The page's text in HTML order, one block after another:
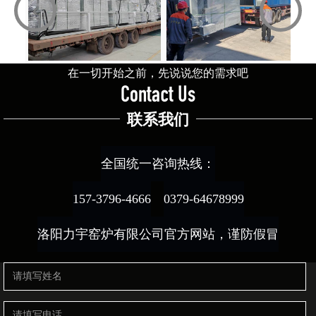
‹ ›
在一切开始之前，先说说您的需求吧
Contact Us
联系我们
全国统一咨询热线：
157-3796-4666 0379-64678999
洛阳力宇窑炉有限公司官方网站，谨防假冒